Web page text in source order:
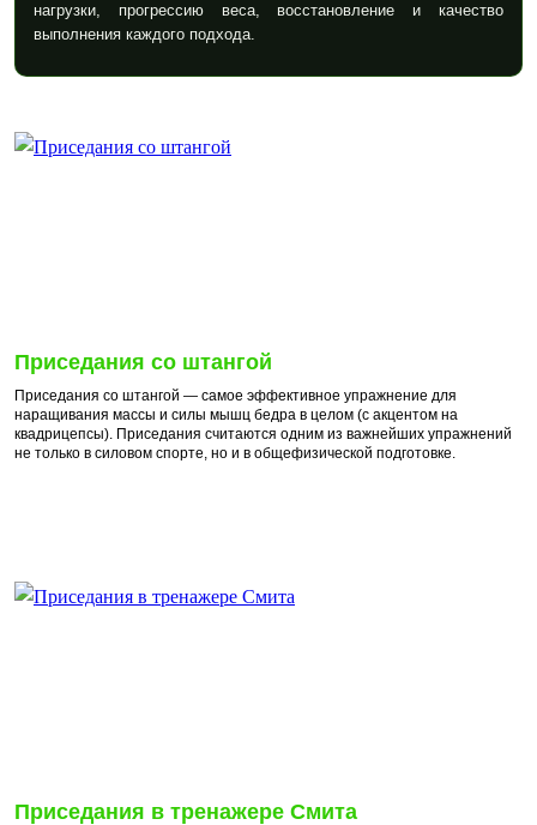
нагрузки, прогрессию веса, восстановление и качество
выполнения каждого подхода.
Приседания со штангой
Приседания со штангой — самое эффективное упражнение для
наращивания массы и силы мышц бедра в целом (с акцентом на
квадрицепсы). Приседания считаются одним из важнейших упражнений
не только в силовом спорте, но и в общефизической подготовке.
Приседания в тренажере Смита